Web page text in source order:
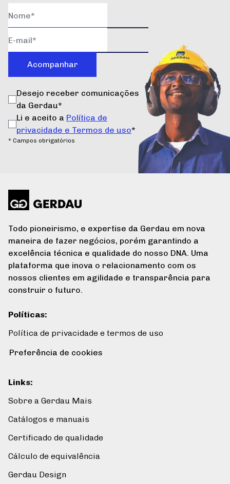
Acompanhar
Desejo receber comunicações
da Gerdau*
Li e aceito a Política de
privacidade e Termos de uso*
* Campos obrigatórios
Todo pioneirismo, e expertise da Gerdau em nova
maneira de fazer negócios, porém garantindo a
excelência técnica e qualidade do nosso DNA. Uma
plataforma que inova o relacionamento com os
nossos clientes em agilidade e transparência para
construir o futuro.
Políticas:
Política de privacidade e termos de uso
Preferência de cookies
Links:
Sobre a Gerdau Mais
Catálogos e manuais
Certificado de qualidade
Cálculo de equivalência
Gerdau Design